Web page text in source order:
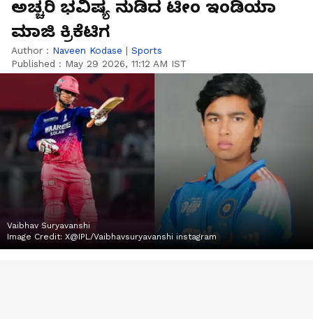
ಅಚ್ಚರಿ ಭವಿಷ್ಯ ನುಡಿದ ಟೀಂ ಇಂಡಿಯಾ
ಮಾಜಿ ಕ್ರಿಕೆಟಿಗ
Author : Naveen Kodase | Sports
Published : May 29 2026, 11:12 AM IST
Vaibhav Suryavanshi
Image Credit: X@IPL/Vaibhavsuryavanshi instagram